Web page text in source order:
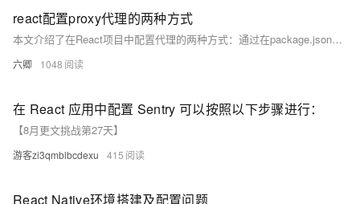
react配置proxy代理的两种方式
本文介绍了在React项目中配置代理的两种方式：通过在package.json中添加代理配置，以及通过创建setupProxy.js文件来实现更复杂的代理规则。
六卿 1048
在 React 应用中配置 Sentry 可以按照以下步骤进行：
【8月更文挑战第27天】
游客zi3qmblbcdexu 415
React Native环境搭建及配置问题